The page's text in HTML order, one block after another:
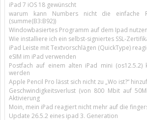
iPad 7 iOS 18 gewünscht
warum kann Numbers nicht die einfache
(summe(B3:B92))
Windowbasiertes Programm auf dem Ipad nutzen
Wie installiere ich ein selbst-signiertes SSL-
iPad Leiste mit Textvorschlägen (QuickType)
eSIM im iPad verwenden
Postfach auf einem alten iPad mini (os12.5.2)
werden
Apple Pencil Pro lässt sich nicht zu „Wo ist?“
Geschwindigkeitsverlust (von 800 Mbit auf
Aktivierung
Moin, mein iPad reagiert nicht mehr auf die
Update 26.5.2 eines ipad 3. Generation